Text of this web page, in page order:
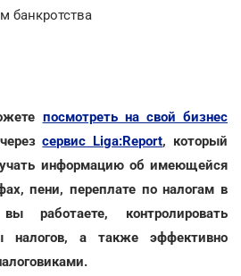
банкротства
посмотреть на свой бизнес
сервис Liga:Report, который
информацию об имеющейся
пени, переплате по налогам в
работаете, контролировать
налогов, а также эффективно